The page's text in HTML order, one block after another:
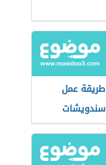
طريقة عمل
سندويشات
سريعة للمدرسة